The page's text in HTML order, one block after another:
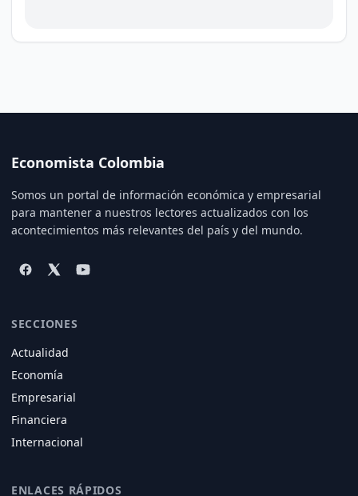
Economista Colombia
Somos un portal de información económica y empresarial
para mantener a nuestros lectores actualizados con los
acontecimientos más relevantes del país y del mundo.
SECCIONES
Actualidad
Economía
Empresarial
Financiera
Internacional
ENLACES RÁPIDOS